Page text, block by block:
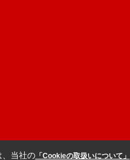
、当社の「Cookieの取扱いについて」